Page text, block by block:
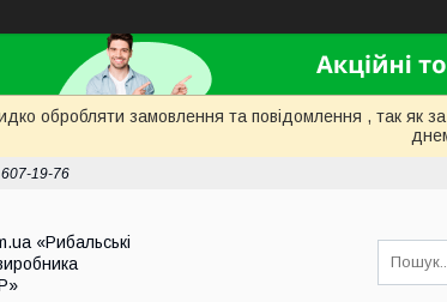
обробляти замовлення та повідомлення , так як
19-76
«Рибальські